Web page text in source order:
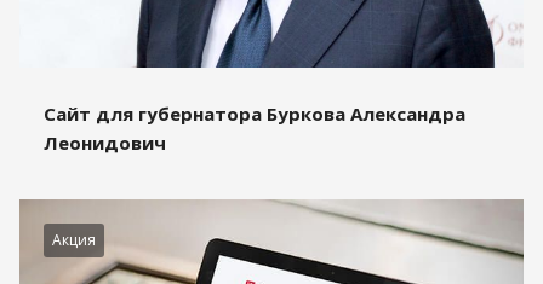
Сайт для губернатора Буркова Александра
Леонидович
Акция